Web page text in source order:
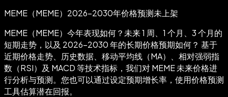
MEME（MEME）2026-2030年价格预测未上架
MEME（MEME）今年表现如何？未来 1 周、1 个月、3 个月的
短期走势，以及 2026-2030 年的长期价格预期如何？ 基于
近期价格走势、历史数据、移动平均线（MA）、相对强弱指
数（RSI）及 MACD 等技术指标，我们对 MEME 未来价格进
行分析与预测。您也可以通过设定预期增长率，使用价格预测
工具估算潜在回报。